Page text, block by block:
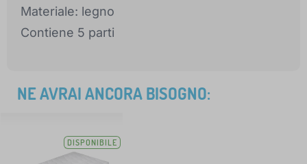
Materiale: legno
Contiene 5 parti
NE AVRAI ANCORA BISOGNO:
DISPONIBILE